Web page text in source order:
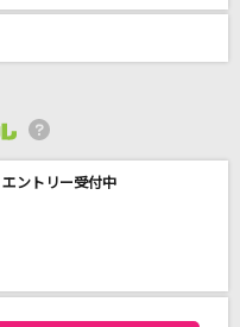
は
ントリー受付中
リーランキング